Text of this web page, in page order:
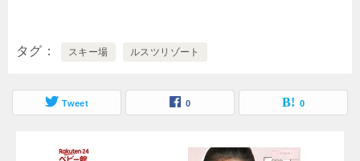
タグ スキー場 ルスツリゾート
Tweet 0 0